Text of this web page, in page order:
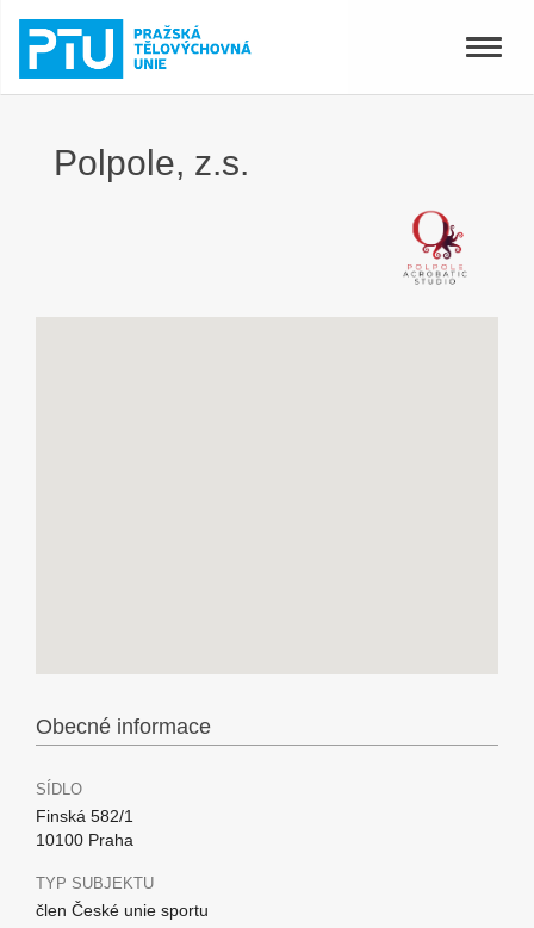
Toggle
Polpole, z.s.
Obecné informace
SÍDLO
Finská 582/1
10100 Praha
TYP SUBJEKTU
člen České unie sportu